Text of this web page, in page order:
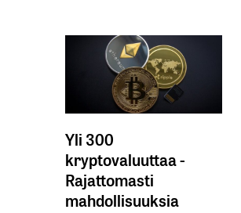
Yli 300
kryptovaluuttaa -
Rajattomasti
mahdollisuuksia